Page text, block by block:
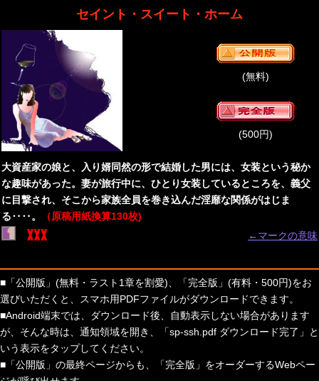
セイント・スイート・ホーム
(無料)
(500円)
大資産家の娘と、入り婿同然の形で結婚した男には、女装という秘か
な趣味があった。妻が旅行中に、ひとり女装しているところを、義父
に目撃され、そこから家族全員を巻き込んだ淫靡な関係がはじま
る‥‥。
（原稿用紙換算130枚)
←マークの意味
■「公開版」(無料・ラスト1章を割愛)、「完全版」(有料・500円)をお
選びいただくと、スマホ用PDFファイルがダウンロードできます。
■Android端末では、ダウンロード後、自動表示しない場合があります
が、そんな時は、通知領域を開き、「sp-ssh.pdf ダウンロード完了」と
いう表示をタップしてください。
■「公開版」の最終ページからも、「完全版」をオーダーするWebペー